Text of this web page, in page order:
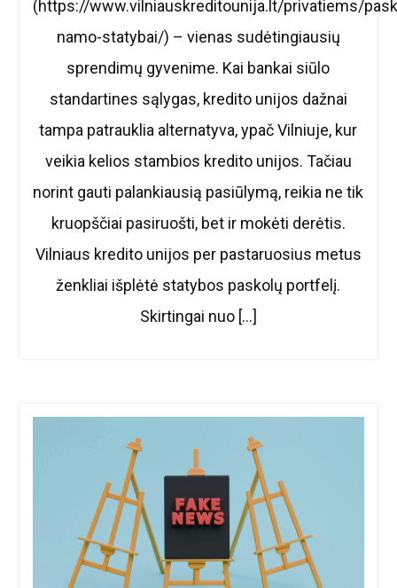
(https://www.vilniauskreditounija.lt/privatiems/
namo-statybai/) – vienas sudėtingiausių
sprendimų gyvenime. Kai bankai siūlo
standartines sąlygas, kredito unijos dažnai
tampa patrauklia alternatyva, ypač Vilniuje, kur
veikia kelios stambios kredito unijos. Tačiau
norint gauti palankiausią pasiūlymą, reikia ne tik
kruopščiai pasiruošti, bet ir mokėti derėtis.
Vilniaus kredito unijos per pastaruosius metus
ženkliai išplėtė statybos paskolų portfelį.
Skirtingai nuo […]